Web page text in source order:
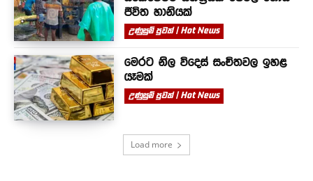
ජීවිත හානියක්
උණුසුම් පුවත් | Hot News
මෙරට නිල විදෙස් සංචිතවල ඉහළ
යෑමක්
උණුසුම් පුවත් | Hot News
Load more